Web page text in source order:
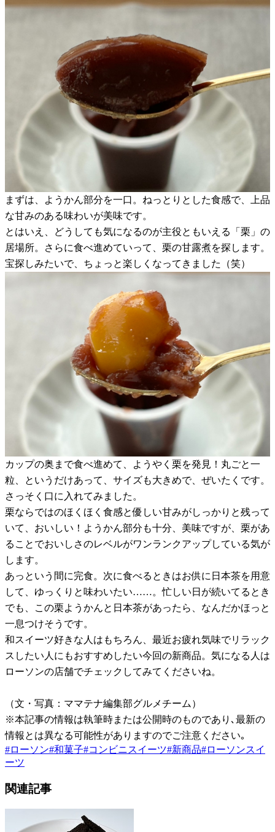
まずは、ようかん部分を一口。ねっとりとした食感で、上品
な甘みのある味わいが美味です。
とはいえ、どうしても気になるのが主役ともいえる「栗」の
居場所。さらに食べ進めていって、栗の甘露煮を探します。
宝探しみたいで、ちょっと楽しくなってきました（笑）
カップの奥まで食べ進めて、ようやく栗を発見！丸ごと一
粒、というだけあって、サイズも大きめで、ぜいたくです。
さっそく口に入れてみました。
栗ならではのほくほく食感と優しい甘みがしっかりと残って
いて、おいしい！ようかん部分も十分、美味ですが、栗があ
ることでおいしさのレベルがワンランクアップしている気が
します。
あっという間に完食。次に食べるときはお供に日本茶を用意
して、ゆっくりと味わいたい……。忙しい日が続いてるとき
でも、この栗ようかんと日本茶があったら、なんだかほっと
一息つけそうです。
和スイーツ好きな人はもちろん、最近お疲れ気味でリラック
スしたい人にもおすすめしたい今回の新商品。気になる人は
ローソンの店舗でチェックしてみてくださいね。
（文・写真：ママテナ編集部グルメチーム）
※本記事の情報は執筆時または公開時のものであり､最新の
情報とは異なる可能性がありますのでご注意ください｡
#ローソン#和菓子#コンビニスイーツ#新商品#ローソンスイ
ーツ
関連記事